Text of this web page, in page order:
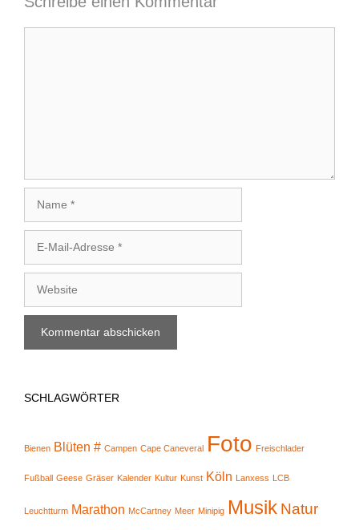
SCHLAGWÖRTER
Bienen Blüten # Campen Cape Caneveral Foto Freischlader
Fußball Geese Gräser Kalender Kultur Kunst Köln Lanxess LCB
Leuchtturm Marathon McCartney Meer Minipig Musik Natur